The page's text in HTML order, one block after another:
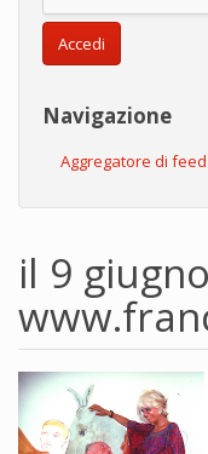
Accedi
Navigazione
Aggregatore di feed
il 9